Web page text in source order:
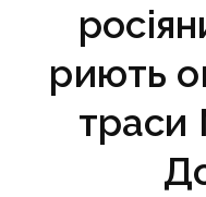
риють
траси